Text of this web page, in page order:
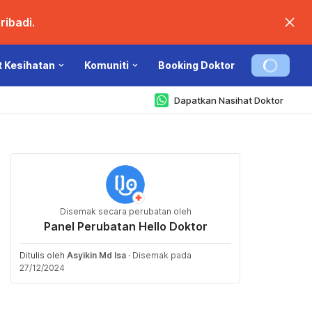
Kesihatan Komuniti Booking Doktor
Dapatkan Nasihat Doktor
Disemak secara perubatan oleh
Panel Perubatan Hello Doktor
Ditulis oleh Asyikin Md Isa · Disemak pada
27/12/2024